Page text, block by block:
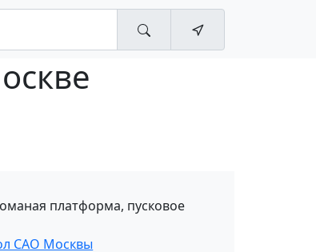
платформа, пусковое
САО Москвы